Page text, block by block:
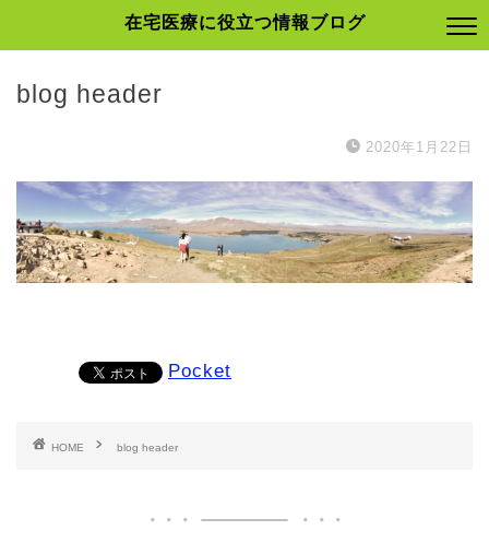
在宅医療に役立つ情報ブログ
blog header
2020年1月22日
Pocket
HOME blog header